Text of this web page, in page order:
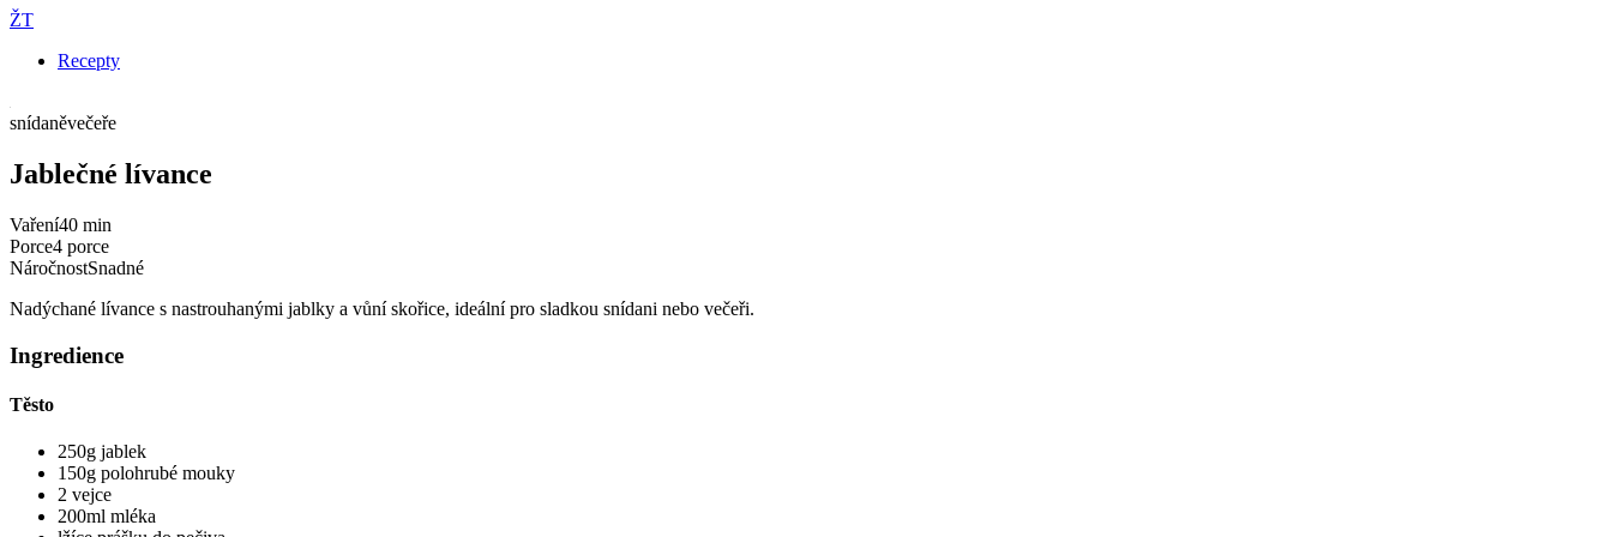
ŽT
Recepty
snídaněvečeře
Jablečné lívance
Vaření40 min
Porce4 porce
NáročnostSnadné
Nadýchané lívance s nastrouhanými jablky a vůní skořice, ideální pro sladkou snídani nebo večeři.
Ingredience
Těsto
250g jablek
150g polohrubé mouky
2 vejce
200ml mléka